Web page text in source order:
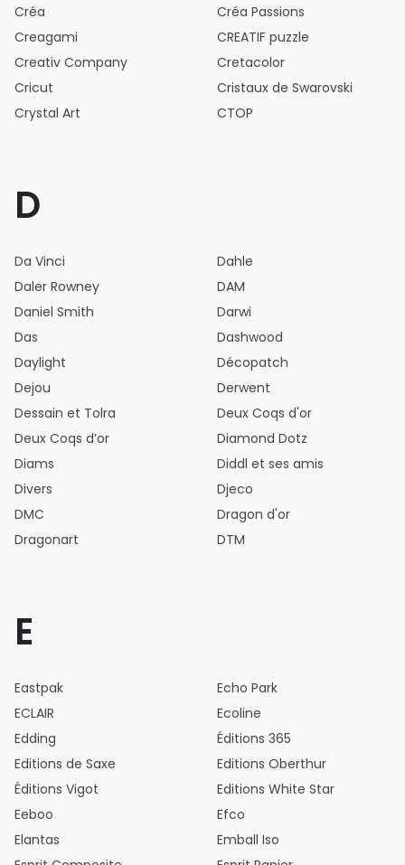
Créa
Créa Passions
Creagami
CREATIF puzzle
Creativ Company
Cretacolor
Cricut
Cristaux de Swarovski
Crystal Art
CTOP
D
Da Vinci
Dahle
Daler Rowney
DAM
Daniel Smith
Darwi
Das
Dashwood
Daylight
Décopatch
Dejou
Derwent
Dessain et Tolra
Deux Coqs d'or
Deux Coqs d’or
Diamond Dotz
Diams
Diddl et ses amis
Divers
Djeco
DMC
Dragon d'or
Dragonart
DTM
E
Eastpak
Echo Park
ECLAIR
Ecoline
Edding
Éditions 365
Editions de Saxe
Editions Oberthur
Éditions Vigot
Editions White Star
Eeboo
Efco
Elantas
Emball Iso